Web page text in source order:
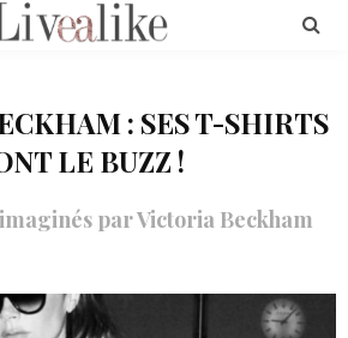
: SES T-SHIRTS
LE BUZZ !
par Victoria Beckham